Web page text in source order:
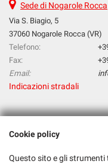
Sede di Nogarole Rocca
Via S. Biagio, 5
37060 Nogarole Rocca (VR)
Telefono:
Fax:
Email:
Indicazioni stradali
Dati fiscali:
Cazzola Srl
Via S. Biagio, 5, Nogarole
Cookie policy
Questo sito e gli